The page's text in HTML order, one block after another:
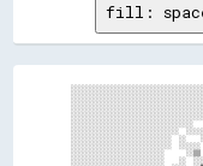
fill:
░░░░░░░░░░░░░░░░░░░░░░░░░░░░░░░░░░
░░░░░░░░░░░░░░░░░░░░░░░░░░░░░░
░░░░░░░░░░░░░░░░░░░░░░░░░░░░  ░░
░░░░░░░░░░░░░░░░░░░░░░░░░░░░
░░░░░░░░░░░░░░░░░░░░░░░░░░
░░░░░░░░░░░░░░░░░░░░░░░░░░    ░░